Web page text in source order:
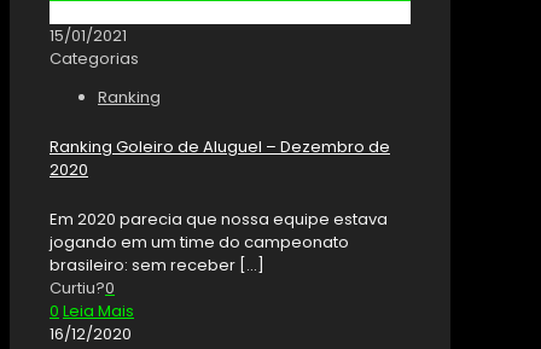
15/01/2021
Categorias
Ranking
Ranking Goleiro de Aluguel – Dezembro de
2020
Em 2020 parecia que nossa equipe estava
jogando em um time do campeonato
brasileiro: sem receber […]
Curtiu?0
0 Leia Mais
16/12/2020